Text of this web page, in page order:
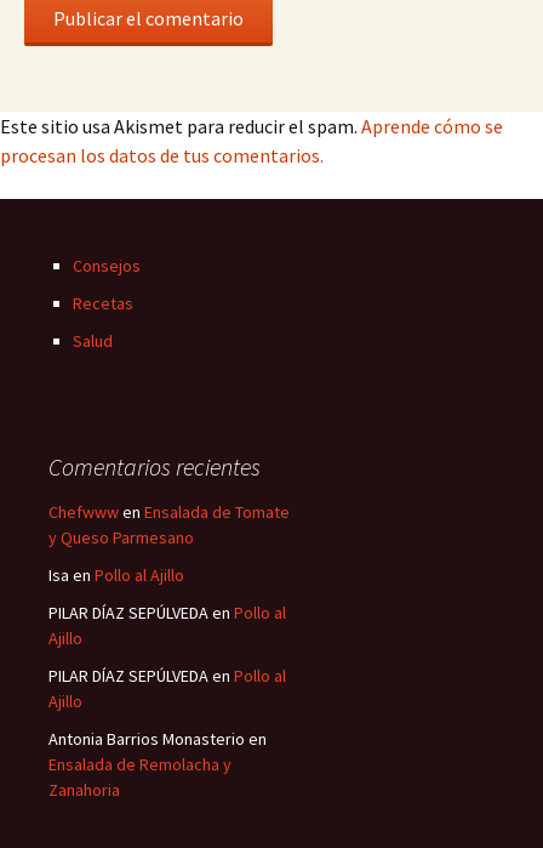
Este sitio usa Akismet para reducir el spam. Aprende cómo se
procesan los datos de tus comentarios.
Consejos
Recetas
Salud
Comentarios recientes
Chefwwwen Ensalada de Tomate
y Queso Parmesano
Isa en Pollo al Ajillo
PILAR DÍAZ SEPÚLVEDAen Pollo al
Ajillo
PILAR DÍAZ SEPÚLVEDAen Pollo al
Ajillo
Antonia Barrios Monasterio en
Ensalada de Remolacha y
Zanahoria